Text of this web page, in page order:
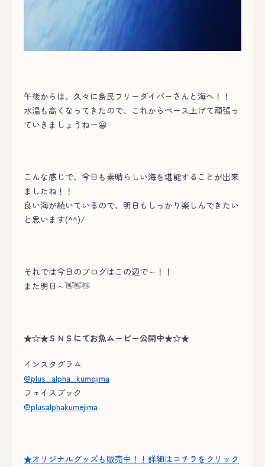
午後からは、久々に島民フリーダイバーさんと海へ！！
水温も高くなってきたので、これからペース上げて頑張っ
ていきましょうねー😀
こんな感じで、今日も素晴らしい海を堪能することが出来
ましたね！！
良い海が続いているので、明日もしっかり楽しんできたい
と思います(^^)/
それでは今日のブログはこの辺で～！！
また明日～👋👋👋
★☆★ＳＮＳにてお魚ムービー公開中★☆★
インスタグラム
@plus_alpha_kumejima
フェイスブック
@plusalphakumejima
★オリジナルグッズも販売中！！詳細はコチラをクリック